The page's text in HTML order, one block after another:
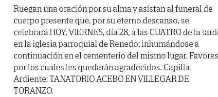
Ruegan una oración por su alma y asistan al funeral de
cuerpo presente que, por su eterno descanso, se
celebrará HOY, VIERNES, día 28, a las CUATRO de la
en la iglesia parroquial de Renedo; inhumándose a
continuación en el cementerio del mismo lugar. Favores
por los cuales les quedarán agradecidos. Capilla
Ardiente: TANATORIO ACEBO EN VILLEGAR DE
TORANZO.